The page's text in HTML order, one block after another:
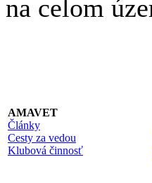
na celom
AMAVET
Články
Cesty za vedou
Klubová činnosť